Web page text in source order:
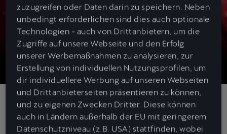
CUPRA×TEDx BERLIN SALON
zuzugreifen oder Daten darin zu speichern. Neben
unbedingt erforderlichen sind dies auch optionale
Technologien - auch von Drittanbietern, um die
Zugriffe auf unsere Webseite und den Erfolg
unserer Werbemaßnahmen zu analysieren, zur
Erstellung von individuellen Nutzungsprofilen, um
dir individuellere Werbung auf unseren Webseiten
und Drittanbieterseiten präsentieren zu können,
und zu eigenen Zwecken Dritter. Diese können
auch in Ländern außerhalb der EU mit geringerem
Datenschutzniveau (z.B. USA) stattfinden, wobei